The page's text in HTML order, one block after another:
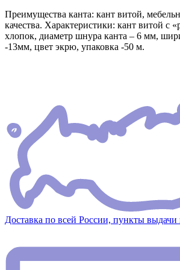
Преимущества канта: кант витой,
качества. Характеристики: кант витой с
хлопок, диаметр шнура канта – 6 мм,
-13мм, цвет экрю, упаковка -50 м.
Доставка по всей России, пункты